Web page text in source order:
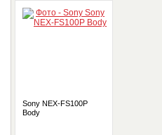
Sony NEX-FS100P
Body